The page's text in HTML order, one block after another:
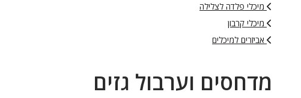
מיכלי פלדה לצלילה
מיכלי קרבון
אביזרים למיכלים
מדחסים וערבול גזים